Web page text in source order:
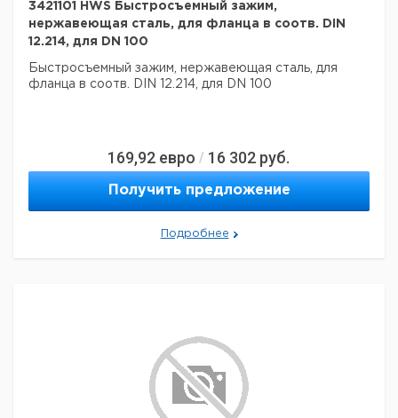
3421101 HWS Быстросъемный зажим,
нержавеющая сталь, для фланца в соотв. DIN
12.214, для DN 100
Быстросъемный зажим, нержавеющая сталь, для
фланца в соотв. DIN 12.214, для DN 100
169,92 евро / 16 302 руб.
Получить предложение
Подробнее